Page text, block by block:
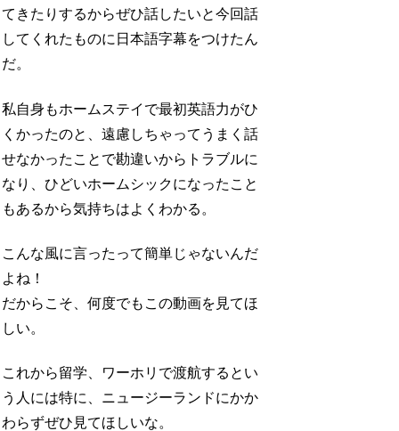
てきたりするからぜひ話したいと今回話
してくれたものに日本語字幕をつけたん
だ。
私自身もホームステイで最初英語力がひ
くかったのと、遠慮しちゃってうまく話
せなかったことで勘違いからトラブルに
なり、ひどいホームシックになったこと
もあるから気持ちはよくわかる。
こんな風に言ったって簡単じゃないんだ
よね！
だからこそ、何度でもこの動画を見てほ
しい。
これから留学、ワーホリで渡航するとい
う人には特に、ニュージーランドにかか
わらずぜひ見てほしいな。